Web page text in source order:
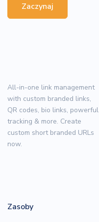
Zaczynaj
All-in-one link management
with custom branded links,
QR codes, bio links, powerful
tracking & more. Create
custom short branded URLs
now.
Zasoby